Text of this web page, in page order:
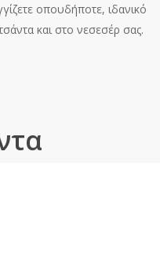
οπουδήποτε, ιδανικό
και στο νεσεσέρ σας.